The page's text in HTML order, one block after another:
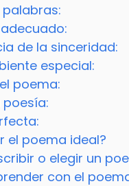
de la sinceridad:
especial:
poema:
poesía:
el poema ideal?
o elegir un
con el